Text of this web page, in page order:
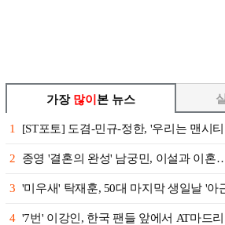
가장 많이 본 뉴스
1 [ST포토] 도겸-민규-정한, '우리는 맨시
2 종영 '결혼의 완성' 남궁민, 이설과 이
3 '미우새' 탁재훈, 50대 마지막 생일날 '
4 '7번' 이강인, 한국 팬들 앞에서 AT마드